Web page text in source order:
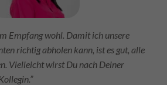
Empfang wohl. Damit ich unsere
richtig abholen kann, ist es gut, alle
Vielleicht wirst Du nach Deiner